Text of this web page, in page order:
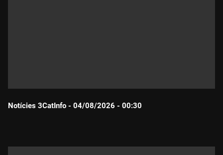
Notícies 3CatInfo - 04/08/2026 - 00:30